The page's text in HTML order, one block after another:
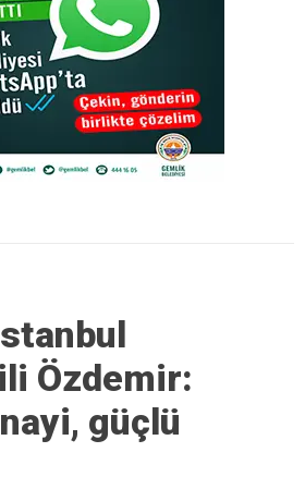
Özdemir:
güçlü